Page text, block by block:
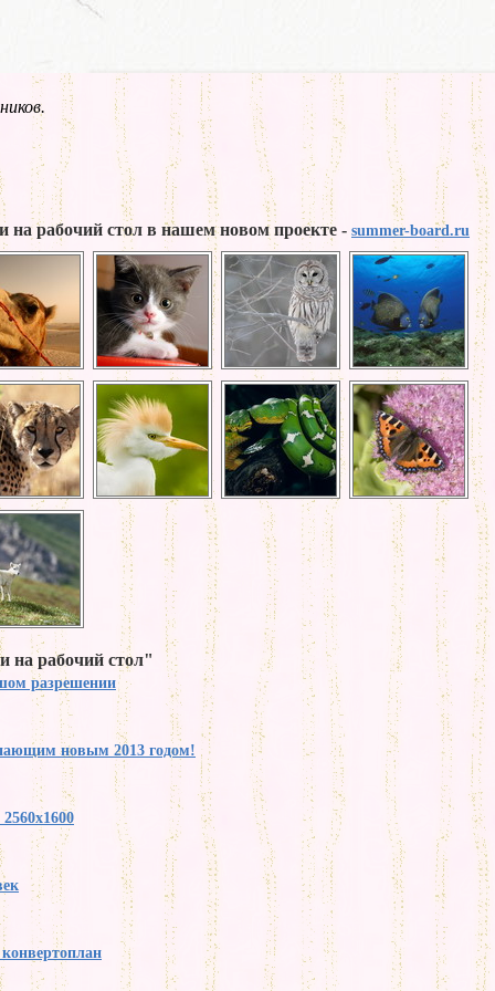
на рабочий стол в нашем новом проекте - summer-board.ru
на рабочий стол"
разрешении
новым 2013 годом!